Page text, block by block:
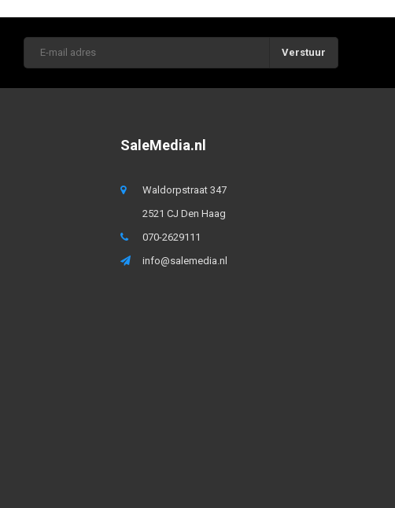
Verstuur
SaleMedia.nl
Waldorpstraat 347
2521 CJ Den Haag
070-2629111
info@salemedia.nl